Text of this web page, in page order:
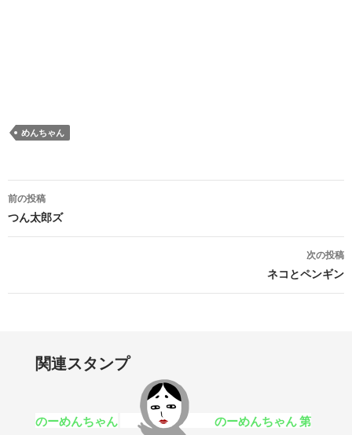
めんちゃん
前の投稿
つん太郎ズ
次の投稿
ネコとペンギン
関連スタンプ
のーめんちゃん のーめんちゃん 第